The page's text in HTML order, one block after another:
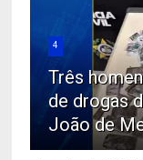
4
Três
de drogas
João de